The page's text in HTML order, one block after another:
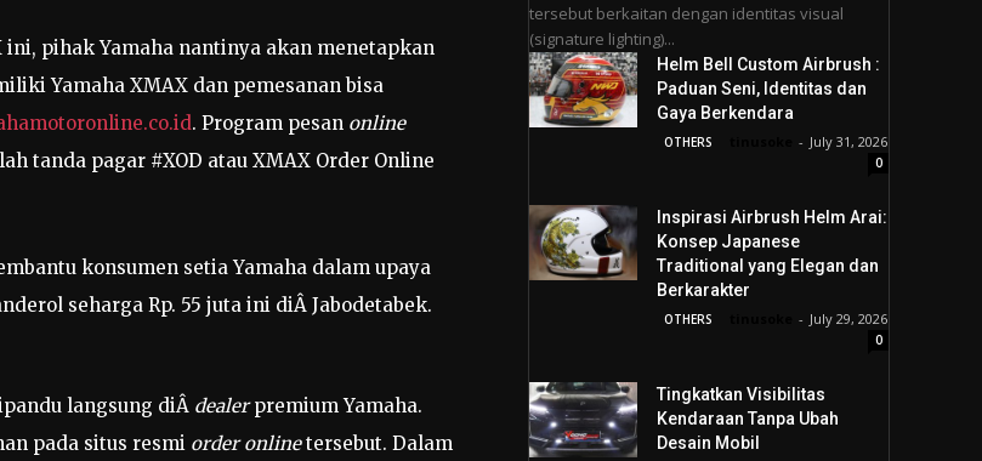
ini, pihak Yamaha nantinya akan menetapkan
Yamaha XMAX dan pemesanan bisa
. Program pesan online
tanda pagar #XOD atau XMAX Order Online
konsumen setia Yamaha dalam upaya
seharga Rp. 55 juta ini diÂ Jabodetabek.
langsung diÂ dealerpremium Yamaha.
pada situs resmi order onlinetersebut. Dalam
tersebut berkaitan dengan identitas visual
(signature lighting)...
Helm Bell Custom Airbrush :
Paduan Seni, Identitas dan
Gaya Berkendara
OTHERS - July 31, 2026
0
Inspirasi Airbrush Helm Arai:
Konsep Japanese
Traditional yang Elegan dan
Berkarakter
OTHERS - July 29, 2026
0
Tingkatkan Visibilitas
Kendaraan Tanpa Ubah
Desain Mobil